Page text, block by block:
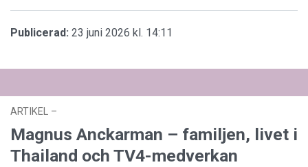
Publicerad: 23 juni 2026 kl. 14:11
ARTIKEL –
Magnus Anckarman – familjen, livet i
Thailand och TV4-medverkan